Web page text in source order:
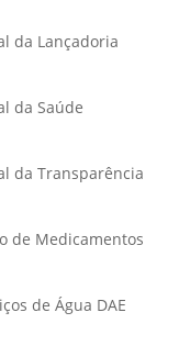
da Lançadoria
da Saúde
da Transparência
de Medicamentos
de Água DAE